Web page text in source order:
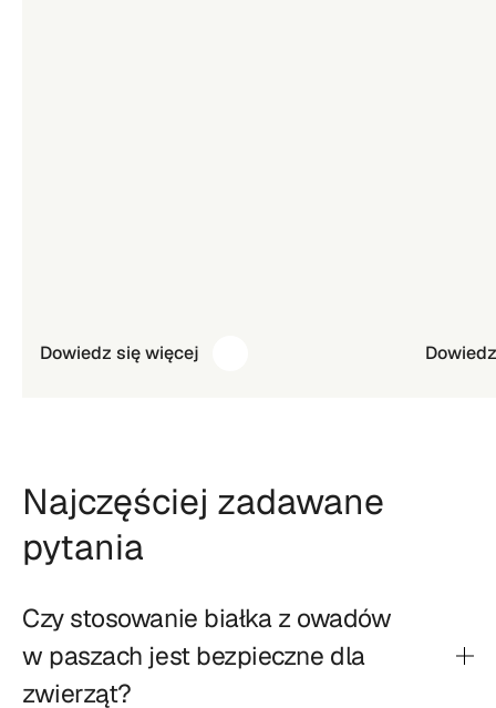
Dowiedz się więcej
Najczęściej zadawane
pytania
Czy stosowanie białka z owadów
w paszach jest bezpieczne dla
zwierząt?